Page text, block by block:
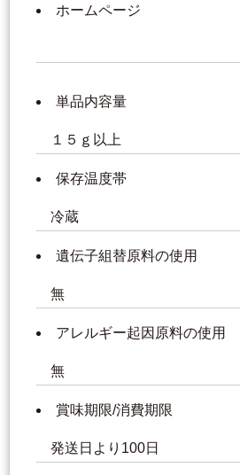
ホームページ
単品内容量
１５ｇ以上
保存温度帯
冷蔵
遺伝子組替原料の使用
無
アレルギー起因原料の使用
無
賞味期限/消費期限
発送日より100日